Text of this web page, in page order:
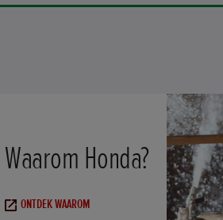
Waarom Honda?
ONTDEK WAAROM